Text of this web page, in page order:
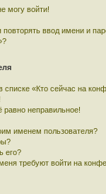
могу войти!
ввод имени и
списке «Кто сейчас на
неправильное!
именем пользователя?
его?
требуют войти на